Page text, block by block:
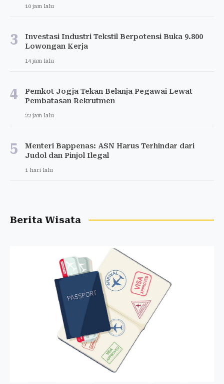
10 jam lalu
3
Investasi Industri Tekstil Berpotensi Buka 9.800
Lowongan Kerja
14 jam lalu
4
Pemkot Jogja Tekan Belanja Pegawai Lewat
Pembatasan Rekrutmen
22 jam lalu
5
Menteri Bappenas: ASN Harus Terhindar dari
Judol dan Pinjol Ilegal
1 hari lalu
Berita Wisata